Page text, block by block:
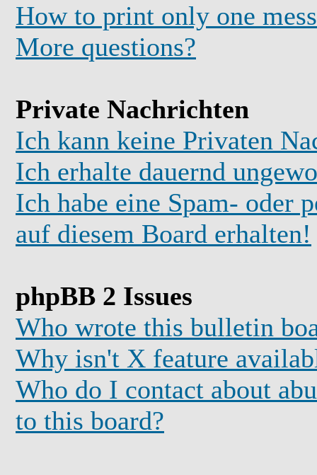
How to print only one
More questions?
Private Nachrichten
Ich kann keine Privaten
Ich erhalte dauernd
Ich habe eine Spam- oder
auf diesem Board erhalten!
phpBB 2 Issues
Who wrote this bulletin
Why isn't X feature
Who do I contact about
to this board?